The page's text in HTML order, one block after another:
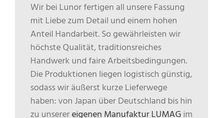
Wir bei Lunor fertigen all unsere Fassung
mit Liebe zum Detail und einem hohen
Anteil Handarbeit. So gewährleisten wir
höchste Qualität, traditionsreiches
Handwerk und faire Arbeitsbedingungen.
Die Produktionen liegen logistisch günstig,
sodass wir äußerst kurze Lieferwege
haben: von Japan über Deutschland bis hin
zu unserereigenen Manufaktur LUMAG im